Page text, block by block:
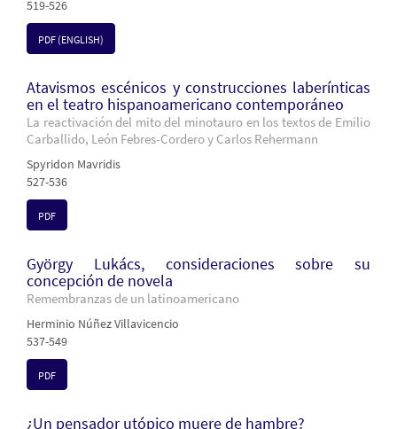
519-526
PDF (ENGLISH)
Atavismos escénicos y construcciones laberínticas
en el teatro hispanoamericano contemporáneo
La reactivación del mito del minotauro en los textos de Emilio
Carballido, León Febres-Cordero y Carlos Rehermann
Spyridon Mavridis
527-536
PDF
György Lukács, consideraciones sobre su
concepción de novela
Remembranzas de un latinoamericano
Herminio Núñez Villavicencio
537-549
PDF
¿Un pensador utópico muere de hambre?